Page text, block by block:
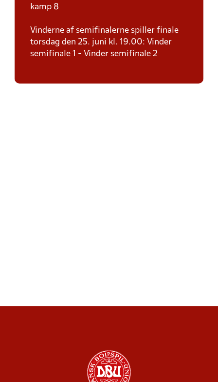
kamp 8
Vinderne af semifinalerne spiller finale
torsdag den 25. juni kl. 19.00: Vinder
semifinale 1 - Vinder semifinale 2